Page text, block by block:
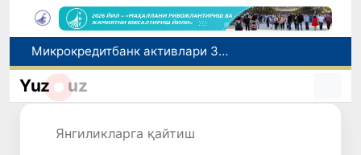
Микрокредитбанк активлари 30,7 трлн сўмга етди, Fitch рейтингни BB даражасига оширди
Малайзия Марказий Осиёда тиббий туризм йўналиши сифатидаги мавқеини мустаҳкамламоқда
Наманган шаҳрининг собиқ ҳокими Анвар Отаходжаевга нисбатан 11 йилга озодликдан маҳрум қилиш жазоси тайинланди
Yuz uz
Янгиликларга қайтиш